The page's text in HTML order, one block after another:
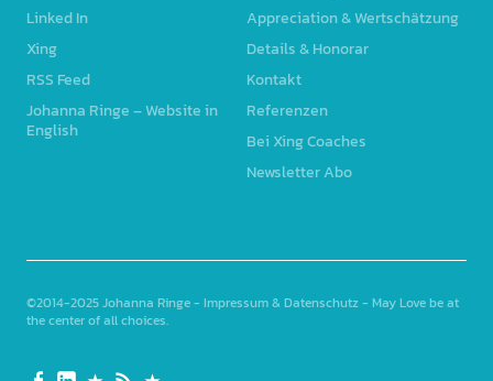
Linked In
Xing
RSS Feed
Johanna Ringe – Website in
English
Appreciation & Wertschätzung
Details & Honorar
Kontakt
Referenzen
Bei Xing Coaches
Newsletter Abo
©2014-2025Johanna Ringe- Impressum & Datenschutz- May Love be at
the center of all choices